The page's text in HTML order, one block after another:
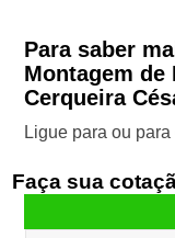
Para saber
Montagem de
Cerqueira
Ligue para ou para
Faça sua